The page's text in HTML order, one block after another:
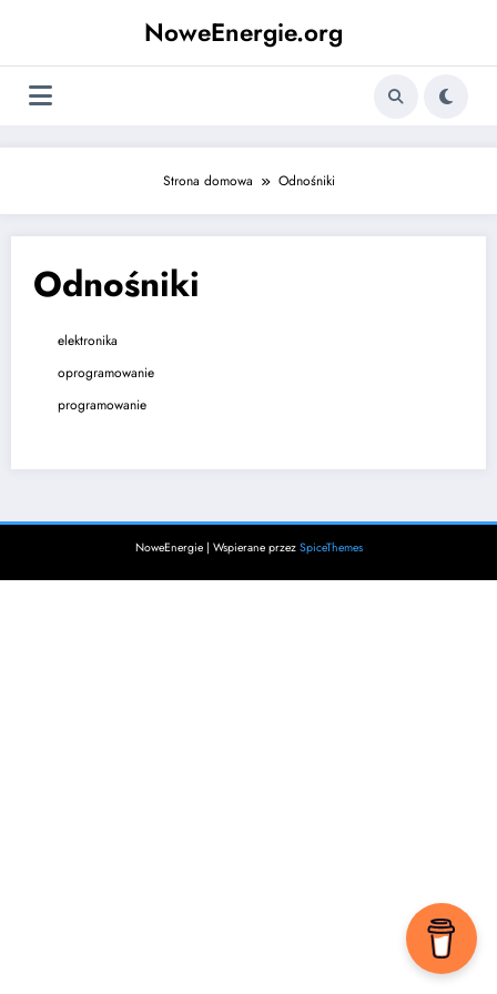
NoweEnergie.org
Strona domowa Odnośniki
Odnośniki
elektronika
oprogramowanie
programowanie
NoweEnergie | Wspierane przez SpiceThemes